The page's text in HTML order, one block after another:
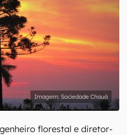
Sociedade Chauá
florestal e diretor-